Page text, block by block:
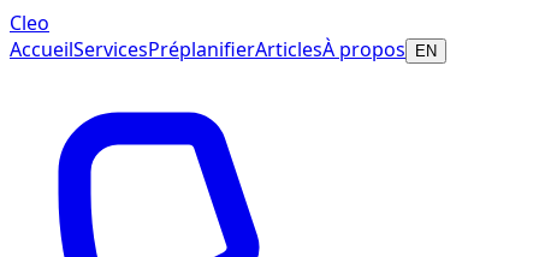
Cleo
AccueilServicesPréplanifierArticlesÀ propos EN